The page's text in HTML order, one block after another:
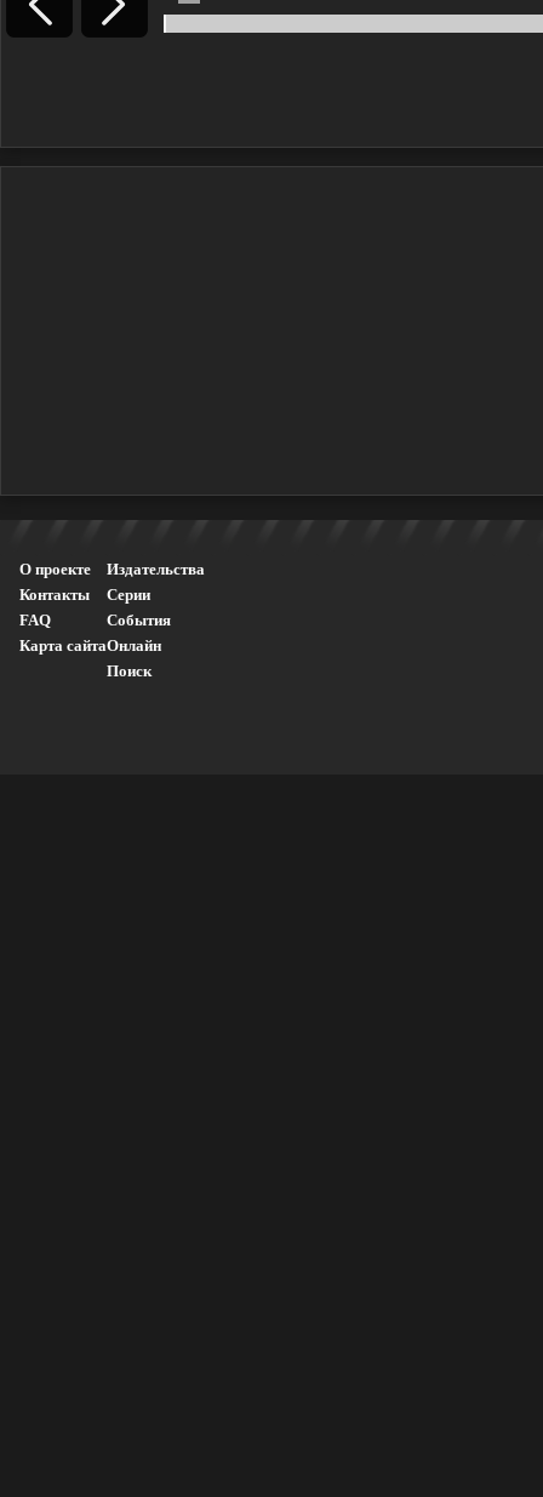
О проекте
Контакты
FAQ
Карта сайта
Издательства
Серии
События
Онлайн
Поиск